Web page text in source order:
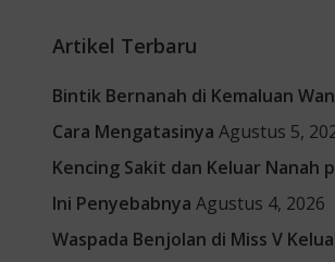
Artikel Terbaru
Bintik Bernanah di Kemaluan
Cara Mengatasinya Agustus 5,
Kencing Sakit dan Keluar Nanah
Ini Penyebabnya Agustus 4, 2026
Waspada Benjolan di Miss V